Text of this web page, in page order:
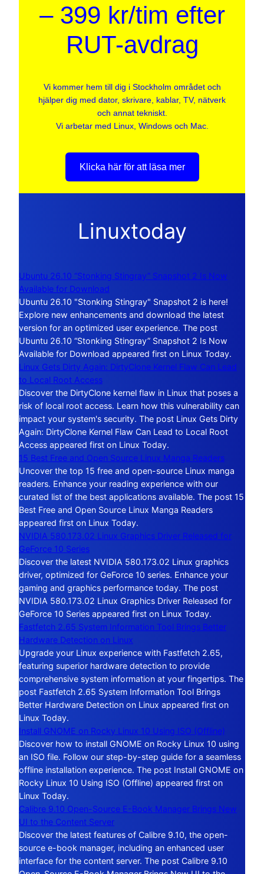
– 399 kr/tim efter
RUT-avdrag
Vi kommer hem till dig i Stockholm området och
hjälper dig med dator, skrivare, kablar, TV, nätverk
och annat tekniskt.
Vi arbetar med Linux, Windows och Mac.
Klicka här för att läsa mer
Linuxtoday
Ubuntu 26.10 “Stonking Stingray” Snapshot 2 Is Now
Available for Download
Ubuntu 26.10 "Stonking Stingray" Snapshot 2 is here!
Explore new enhancements and download the latest
version for an optimized user experience. The post
Ubuntu 26.10 “Stonking Stingray” Snapshot 2 Is Now
Available for Download appeared first on Linux Today.
Linux Gets Dirty Again: DirtyClone Kernel Flaw Can Lead
to Local Root Access
Discover the DirtyClone kernel flaw in Linux that poses a
risk of local root access. Learn how this vulnerability can
impact your system's security. The post Linux Gets Dirty
Again: DirtyClone Kernel Flaw Can Lead to Local Root
Access appeared first on Linux Today.
15 Best Free and Open Source Linux Manga Readers
Uncover the top 15 free and open-source Linux manga
readers. Enhance your reading experience with our
curated list of the best applications available. The post 15
Best Free and Open Source Linux Manga Readers
appeared first on Linux Today.
NVIDIA 580.173.02 Linux Graphics Driver Released for
GeForce 10 Series
Discover the latest NVIDIA 580.173.02 Linux graphics
driver, optimized for GeForce 10 series. Enhance your
gaming and graphics performance today. The post
NVIDIA 580.173.02 Linux Graphics Driver Released for
GeForce 10 Series appeared first on Linux Today.
Fastfetch 2.65 System Information Tool Brings Better
Hardware Detection on Linux
Upgrade your Linux experience with Fastfetch 2.65,
featuring superior hardware detection to provide
comprehensive system information at your fingertips. The
post Fastfetch 2.65 System Information Tool Brings
Better Hardware Detection on Linux appeared first on
Linux Today.
Install GNOME on Rocky Linux 10 Using ISO (Offline)
Discover how to install GNOME on Rocky Linux 10 using
an ISO file. Follow our step-by-step guide for a seamless
offline installation experience. The post Install GNOME on
Rocky Linux 10 Using ISO (Offline) appeared first on
Linux Today.
Calibre 9.10 Open-Source E-Book Manager Brings New
UI to the Content Server
Discover the latest features of Calibre 9.10, the open-
source e-book manager, including an enhanced user
interface for the content server. The post Calibre 9.10